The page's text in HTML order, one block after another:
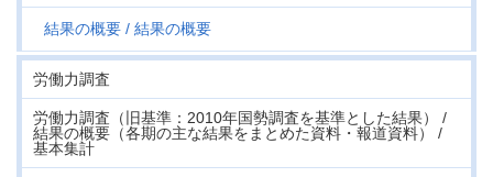
結果の概要 結果の概要
労働力調査
労働力調査（旧基準：2010年国勢調査を基準とした結果） /
結果の概要（各期の主な結果をまとめた資料・報道資料） /
基本集計